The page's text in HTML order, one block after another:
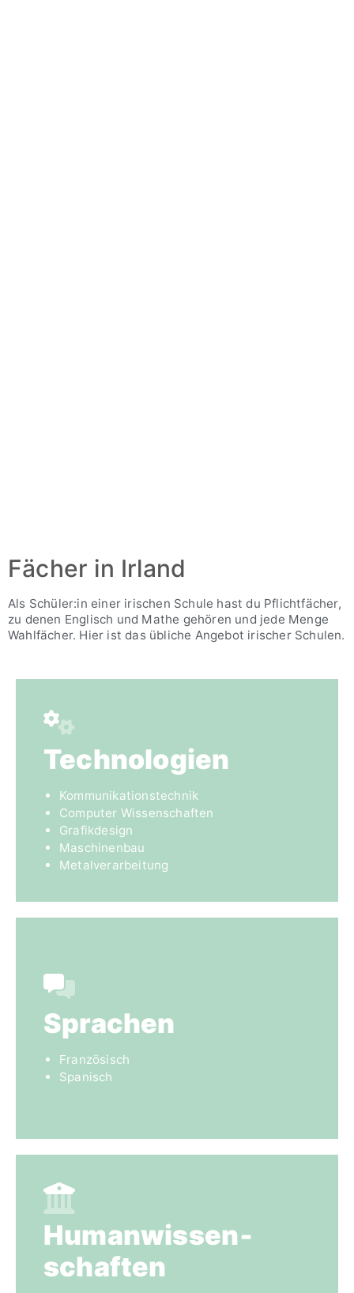
Fächer in Irland
Als Schüler:in einer irischen Schule hast du Pflichtfächer,
zu denen Englisch und Mathe gehören und jede Menge
Wahlfächer. Hier ist das übliche Angebot irischer Schulen.
Technologien
Kommunikationstechnik
Computer Wissenschaften
Grafikdesign
Maschinenbau
Metalverarbeitung
Sprachen
Französisch
Spanisch
Humanwissen­
schaften